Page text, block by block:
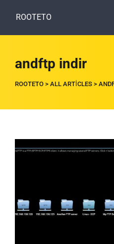
ROOTETO
andftp indir
ROOTETO > ALL ARTICLES >